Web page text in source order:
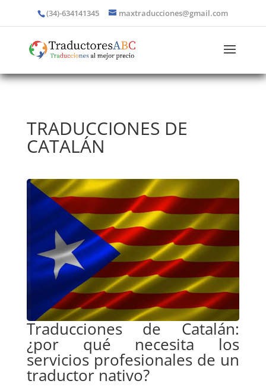
(34)-634141345 maxtraducciones@gmail.com
TRADUCCIONES DE
CATALÁN
Traducciones de Catalán:
¿por qué necesita los
servicios profesionales de un
traductor nativo?